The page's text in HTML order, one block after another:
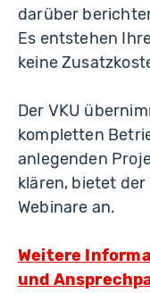
darüber
Es entstehen
keine
Der VKU
kompletten
anlegenden
klären, bietet
Webinare an.
Weitere
und